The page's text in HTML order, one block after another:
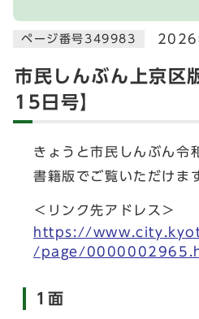
ページ番号349983 2026
市民しんぶん上京区
15日号】
きょうと市民しんぶん
書籍版でご覧いただけま
＜リンク先アドレス＞
https://
/page/
1面